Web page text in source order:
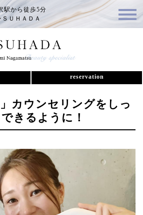
駅から徒歩5分
ＵＨＡＤＡ
reservation
」カウンセリングをしっ
きるように！